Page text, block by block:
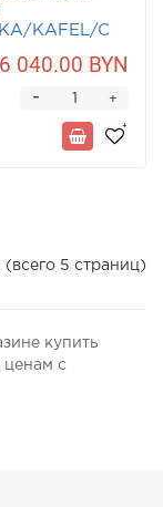
KAFEL/C
040.00 BYN
+
-
(всего 5 страниц)
купить
с